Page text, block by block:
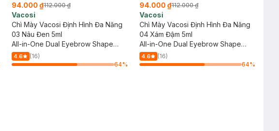
94.000 ₫112.000 ₫
Vacosi
Chì Mày Vacosi Định Hình Đa Năng
03 Nâu Đen 5ml
All-in-One Dual Eyebrow Shape
Pen #03 Black Brown
4.6
(16)
64%
94.000 ₫112.000 ₫
Vacosi
Chì Mày Vacosi Định Hình Đa Năng
04 Xám Đậm 5ml
All-in-One Dual Eyebrow Shape
Pen #04 Gray
4.6
(16)
64%